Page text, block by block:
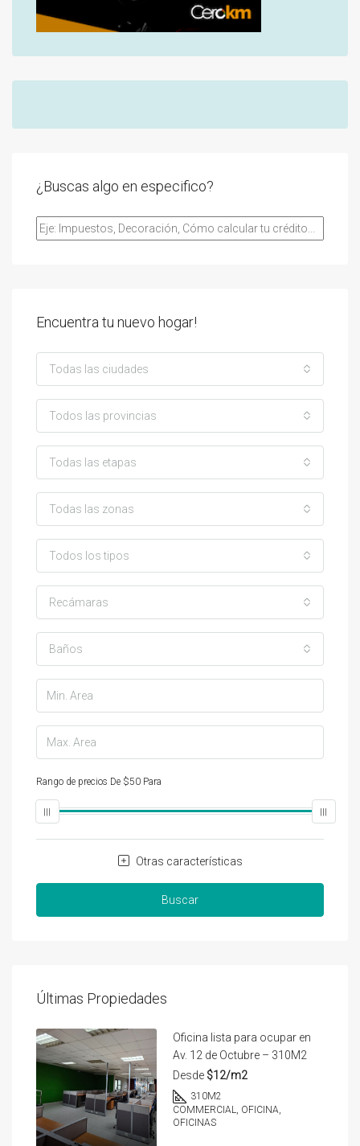
¿Buscas algo en especifico?
Encuentra tu nuevo hogar!
Todas las ciudades
Todos las provincias
Todas las etapas
Todas las zonas
Todos los tipos
Recámaras
Baños
Rango de precios De $50 Para
Otras características
Buscar
Últimas Propiedades
Oficina lista para ocupar en
Av. 12 de Octubre – 310M2
Desde $12/m2
310M2
COMMERCIAL, OFICINA,
OFICINAS